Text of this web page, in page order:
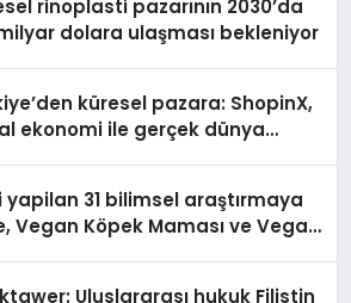
rinoplasti pazarının 2030’da
dolara ulaşması bekleniyor
küresel pazara: ShopinX,
ekonomi ile gerçek dünya
yapilan 31 bilimsel araştırmaya
Vegan Köpek Maması ve Vegan
Uluslararası hukuk Filistin